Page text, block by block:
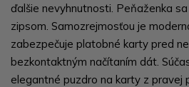
ďalšie nevyhnutnosti. Peňaženka
zipsom. Samozrejmosťou je
zabezpečuje platobné karty pred
bezkontaktným načítaním dát.
elegantné puzdro na karty z pravej